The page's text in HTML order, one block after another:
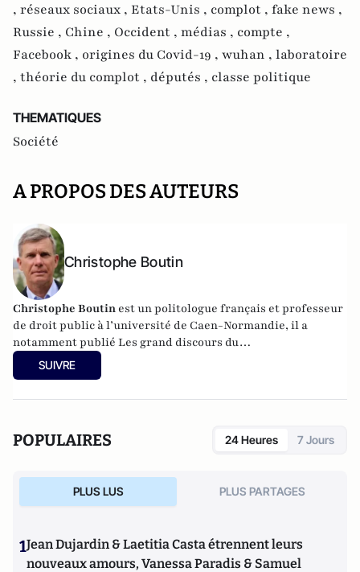
, réseaux sociaux , Etats-Unis , complot , fake news ,
Russie , Chine , Occident , médias , compte ,
Facebook , origines du Covid-19 , wuhan , laboratoire
, théorie du complot , députés , classe politique
THEMATIQUES
Société
A PROPOS DES AUTEURS
Christophe Boutin
Christophe Boutin est un politologue français et professeur
de droit public à l’université de Caen-Normandie, il a
notamment publié Les grand discours du
XXe siècle(Flammarion 2009) et co-dirigé
du conservatisme
SUIVRE
POPULAIRES 24 Heures 7 Jours
PLUS LUS PLUS PARTAGES
1Jean Dujardin & Laetitia Casta étrennent leurs
nouveaux amours, Vanessa Paradis & Samuel